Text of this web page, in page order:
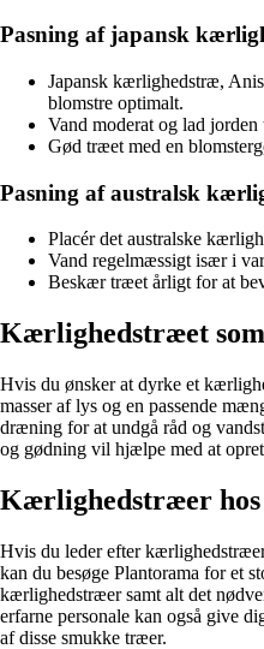
Pasning af japansk
Japansk kærlighedstræ,
blomstre optimalt.
Vand moderat og lad
Gød træet med en
Pasning af australsk
Placér det australske
Vand regelmæssigt især i
Beskær træet årligt for at
Kærlighedstræet
Hvis du ønsker at dyrke et
masser af lys og en passende
dræning for at undgå råd og
og gødning vil hjælpe med at
Kærlighedstræer hos
Hvis du leder efter
kan du besøge Plantorama for et
kærlighedstræer samt alt det
erfarne personale kan også give
af disse smukke træer.